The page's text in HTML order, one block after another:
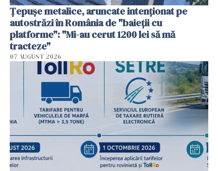
Țepușe metalice, aruncate intenționat pe
autostrăzi în România de "baieții cu
platforme": "Mi-au cerut 1200 lei să mă
tracteze"
07 AUGUST 2026